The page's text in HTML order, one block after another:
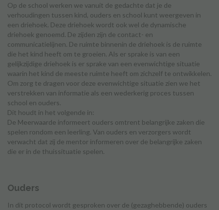
Op de school werken we vanuit de gedachte dat je de
verhoudingen tussen kind, ouders en school kunt weergeven in
een driehoek. Deze driehoek wordt ook wel de dynamische
driehoek genoemd. De zijden zijn de contact- en
communicatielijnen. De ruimte binnenin de driehoek is de ruimte
die het kind heeft om te groeien. Als er sprake is van een
gelijkzijdige driehoek is er sprake van een evenwichtige situatie
waarin het kind de meeste ruimte heeft om zichzelf te ontwikkelen.
Om zorg te dragen voor deze evenwichtige situatie zien we het
verstrekken van informatie als een wederkerig proces tussen
school en ouders.
Dit houdt in het volgende in:
De Meerwaarde informeert ouders omtrent belangrijke zaken die
spelen rondom een leerling. Van ouders en verzorgers wordt
verwacht dat zij de mentor informeren over de belangrijke zaken
die er in de thuissituatie spelen.
Ouders
In dit protocol wordt gesproken over de (gezaghebbende) ouders